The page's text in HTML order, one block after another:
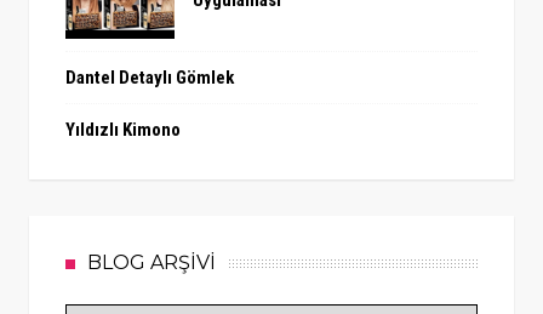
Dantel Detaylı Gömlek
Yıldızlı Kimono
BLOG ARŞİVİ